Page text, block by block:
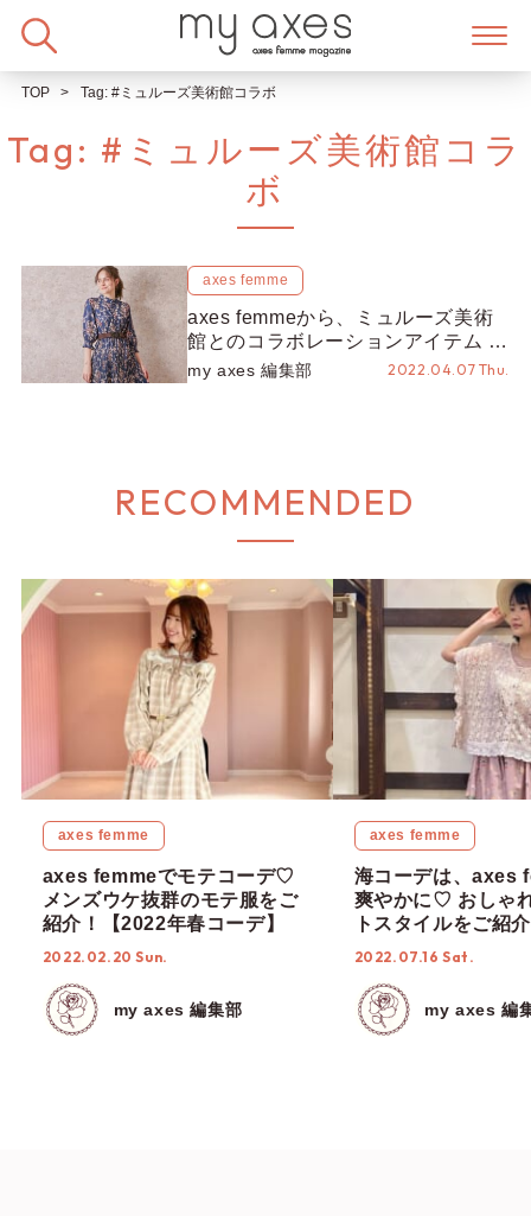
TOP Tag: #ミュルーズ美術館コラボ
Tag: #ミュルーズ美術館コラ
ボ
axes femme
axes femmeから、ミュルーズ美術
館とのコラボレーションアイテム 第
10弾 がリリース！
my axes 編集部 2022.04.07 Thu.
RECOMMENDED
axes femme
axes femmeでモテコーデ♡
メンズウケ抜群のモテ服をご
紹介！【2022年春コーデ】
2022.02.20 Sun.
my axes 編集部
axes femme
海コーデは、axes
爽やかに♡ おしゃ
トスタイルをご紹
2022.07.16 Sat.
my axes 編